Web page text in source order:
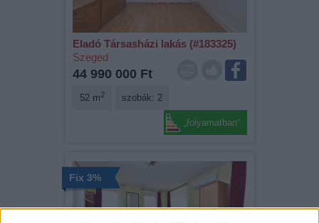
Eladó Társasházi lakás (#183325)
Szeged
44 990 000 Ft
52 m2 szobák: 2
„folyamatban“
Fix 3%